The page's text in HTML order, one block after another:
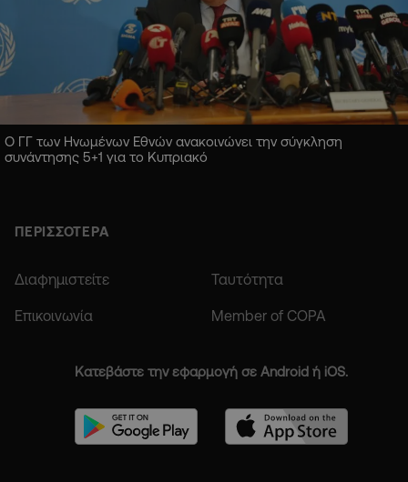
Ο ΓΓ των Ηνωμένων Εθνών ανακοινώνει την σύγκληση
συνάντησης 5+1 για το Κυπριακό
ΠΕΡΙΣΣΟΤΕΡΑ
Διαφημιστείτε Ταυτότητα
Επικοινωνία Member of COPA
Κατεβάστε την εφαρμογή σε Android ή iOS.